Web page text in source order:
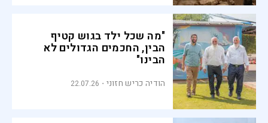
"מה שכל ילד בגוש קטיף
הבין, החכמים הגדולים לא
הבינו"
הודיה כריש חזוני 22.07.26